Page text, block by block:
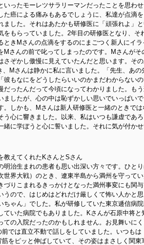
いったモーレツサラリーマンだったことを思わ
た癌による痛みもあるでしょうに、私達が点滴
ました。それはあたかも研修医に「頑張れよ」
をもらっていました。2年目の研修医となり、そ
ときMさんの点滴をするのにまごつく新人にイ
Mさんの前で叱ってしまったのです。Mさんが
さぞかし傲慢に見えていたんだと思います。そ
、Mさんは静かに私に言いました。「先生、あ
彼もなにをどうしたらいいのかまだわからない
だったんだって今頃になってわかりました。も
ましたが、心の中は恥ずかしい思いでいっぱい
。しかも、Mさんは新人研修医と一緒のときで
う心に響きました。以来、私はいつも謙虚であ
緒に学ぼうと心に誓いました。それに気が付か
教えてくれたKさんとSさん
治生まれの患者も思い出深い方々です。ひと
世界大戦）のとき、遼東半島から満州を守って
づりこまれるきっかけとなった満州事変にも関
うので、はじめはどれだけ厳しくて怖い人かと
ちゃん」でした。私が研修していた東京逓信病
ていた病院でもありました。Kさんが石原中将
ての入院だったのかもしれません。お見舞いに
では直立不動で話しをしていました。いつも
をピッと伸ばしていて、その姿はまさしく関